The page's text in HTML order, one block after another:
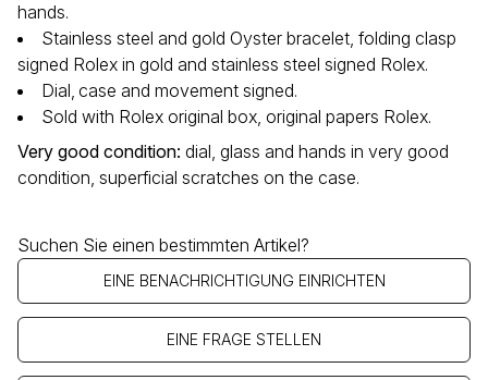
hands.
Stainless steel and gold Oyster bracelet, folding clasp
signed Rolex in gold and stainless steel signed Rolex.
Dial‚ case and movement signed.
Sold with Rolex original box, original papers Rolex.
Very good condition: dial, glass and hands in very good
condition, superficial scratches on the case.
Suchen Sie einen bestimmten Artikel?
EINE BENACHRICHTIGUNG EINRICHTEN
EINE FRAGE STELLEN